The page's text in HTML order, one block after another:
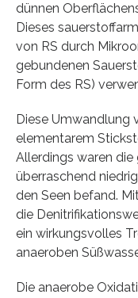
dünnen
Dieses
von RS durch
gebundenen
Form des RS)
Diese Umwandlung
elementarem
Allerdings waren
überraschend
den Seen befand.
die
ein wirkungsvolles
anaeroben
Die anaerobe